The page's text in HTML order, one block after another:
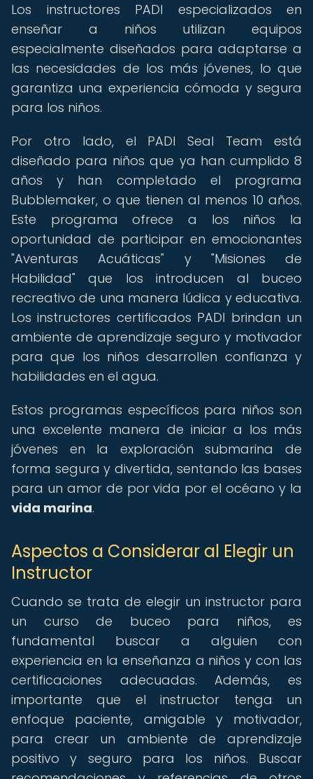
Los instructores PADI especializados en
enseñar a niños utilizan equipos
especialmente diseñados para adaptarse a
las necesidades de los más jóvenes, lo que
garantiza una experiencia cómoda y segura
para los niños.
Por otro lado, el PADI Seal Team está
diseñado para niños que ya han cumplido 8
años y han completado el programa
Bubblemaker, o que tienen al menos 10 años.
Este programa ofrece a los niños la
oportunidad de participar en emocionantes
"Aventuras Acuáticas" y "Misiones de
Habilidad" que los introducen al buceo
recreativo de una manera lúdica y educativa.
Los instructores certificados PADI brindan un
ambiente de aprendizaje seguro y motivador
para que los niños desarrollen confianza y
habilidades en el agua.
Estos programas específicos para niños son
una excelente manera de iniciar a los más
jóvenes en la exploración submarina de
forma segura y divertida, sentando las bases
para un amor de por vida por el océano y la
vida marina.
Aspectos a Considerar al Elegir un
Instructor
Cuando se trata de elegir un instructor para
un curso de buceo para niños, es
fundamental buscar a alguien con
experiencia en la enseñanza a niños y con las
certificaciones adecuadas. Además, es
importante que el instructor tenga un
enfoque paciente, amigable y motivador,
para crear un ambiente de aprendizaje
positivo y seguro para los niños. Buscar